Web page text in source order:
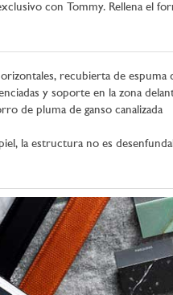
con Tommy. Rellena el
recubierta de
y soporte en la zona
de pluma de ganso canalizada
la estructura no es